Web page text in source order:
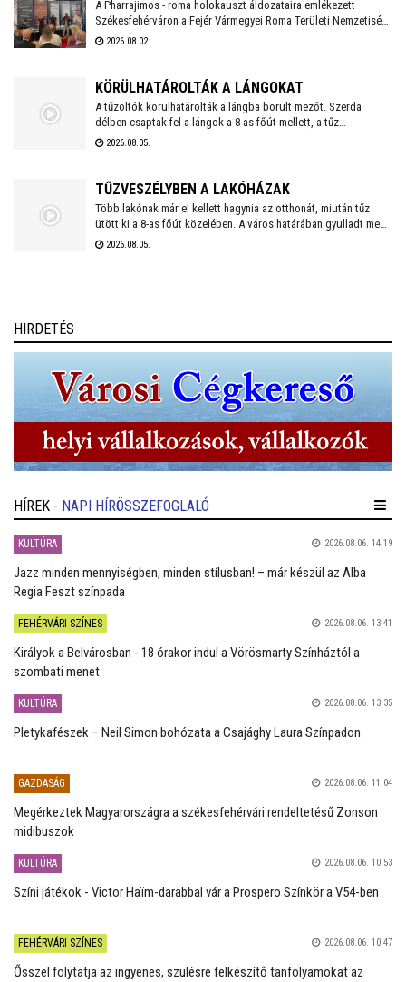
A Pharrajimos - roma holokauszt áldozataira emlékezett
Székesfehérváron a Fejér Vármegyei Roma Területi Nemzetiségi
Önkormányzat, ahova az egész vármegyéből érkeztek
múlt fájdalmát a Romano Glaszo közreműködésével.
2026.08.02.
KÖRÜLHATÁROLTÁK A LÁNGOKAT
A tűzoltók körülhatárolták a lángba borult mezőt. Szerda
délben csaptak fel a lángok a 8-as főút mellett, a tűz
lakóházakat, melléképületeket, valamint lakó- és
2026.08.05.
TŰZVESZÉLYBEN A LAKÓHÁZAK
Több lakónak már el kellett hagynia az otthonát, miután tűz
ütött ki a 8-as főút közelében. A város határában gyulladt meg
az avar, a bozótos, a tarló, és az aljnövényzet. A tűz
2026.08.05.
HIRDETÉS
HÍREK - NAPI HÍRÖSSZEFOGLALÓ
KULTÚRA 2026.08.06. 14:19
Jazz minden mennyiségben, minden stílusban! – már készül az Alba
Regia Feszt színpada
FEHÉRVÁRI SZÍNES 2026.08.06. 13:41
Királyok a Belvárosban - 18 órakor indul a Vörösmarty Színháztól a
szombati menet
KULTÚRA 2026.08.06. 13:35
Pletykafészek – Neil Simon bohózata a Csajághy Laura Színpadon
GAZDASÁG 2026.08.06. 11:04
Megérkeztek Magyarországra a székesfehérvári rendeltetésű Zonson
midibuszok
KULTÚRA 2026.08.06. 10:53
Színi játékok - Victor Haïm-darabbal vár a Prospero Színkör a V54-ben
FEHÉRVÁRI SZÍNES 2026.08.06. 10:47
Ősszel folytatja az ingyenes, szülésre felkészítő tanfolyamokat az